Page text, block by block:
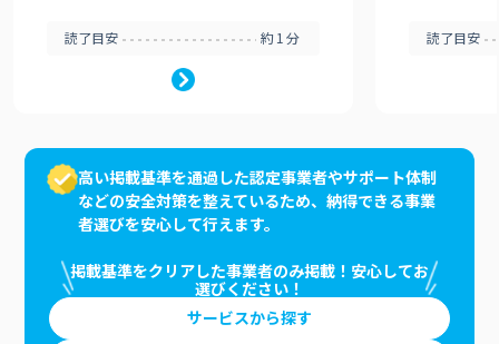
読了目安 約1分 読了目安
高い掲載基準を通過した認定事業者やサポート体制
などの安全対策を整えているため、納得できる事業
者選びを安心して行えます。
掲載基準をクリアした事業者のみ掲載！安心してお
選びください！
サービスから探す